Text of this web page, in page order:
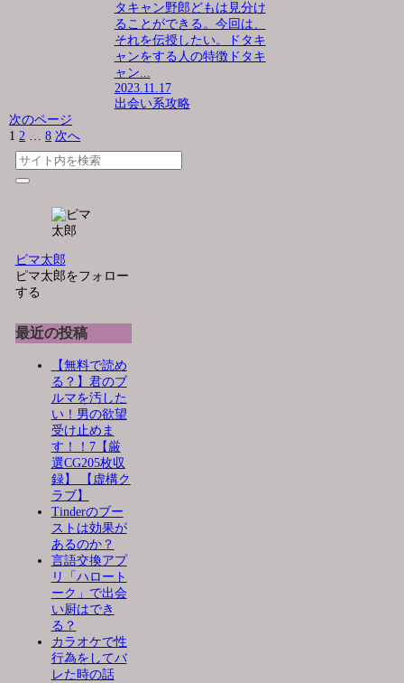
タキャン野郎どもは見分け
ることができる。今回は、
それを伝授したい。ドタキ
ャンをする人の特徴ドタキ
ャン...
2023.11.17
出会い系攻略
次のページ
1 2 … 8 次へ
ピマ太郎
ピマ太郎をフォロー
する
最近の投稿
【無料で読め
る？】君のブ
ルマを汚した
い！男の欲望
受け止めま
す！！7【厳
選CG205枚収
録】 【虚構ク
ラブ】
Tinderのブー
ストは効果が
あるのか？
言語交換アプ
リ「ハロート
ーク」で出会
い厨はでき
る？
カラオケで性
行為をしてバ
レた時の話